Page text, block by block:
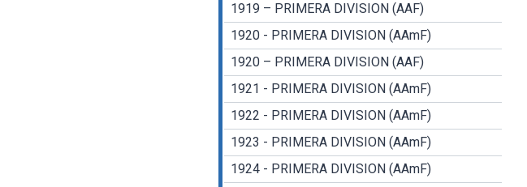
1919 – PRIMERA DIVISION (AAF)
1920 - PRIMERA DIVISION (AAmF)
1920 – PRIMERA DIVISION (AAF)
1921 - PRIMERA DIVISION (AAmF)
1922 - PRIMERA DIVISION (AAmF)
1923 - PRIMERA DIVISION (AAmF)
1924 - PRIMERA DIVISION (AAmF)